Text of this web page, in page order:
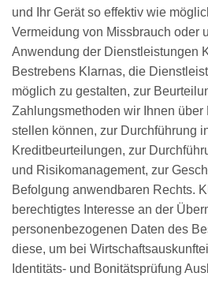
und Ihr Gerät so effektiv wie
Vermeidung von Missbrauch oder
Anwendung der Dienstleistungen
Bestrebens Klarnas, die
möglich zu gestalten, zur
Zahlungsmethoden wir Ihnen über
stellen können, zur Durchführung
Kreditbeurteilungen, zur
und Risikomanagement, zur
Befolgung anwendbaren Rechts.
berechtigtes Interesse an der
personenbezogenen Daten des
diese, um bei
Identitäts- und Bonitätsprüfung